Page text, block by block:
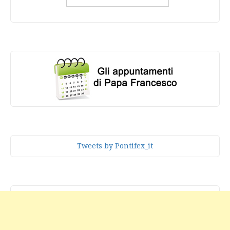
Tweets by Pontifex_it